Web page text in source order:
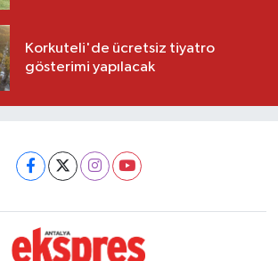
Korkuteli'de ücretsiz tiyatro
gösterimi yapılacak